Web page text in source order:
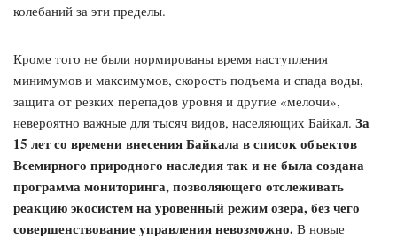
колебаний за эти пределы.
Кроме того не были нормированы время наступления
минимумов и максимумов, скорость подъема и спада воды,
защита от резких перепадов уровня и другие «мелочи»,
невероятно важные для тысяч видов, населяющих Байкал. За
15 лет со времени внесения Байкала в список объектов
Всемирного природного наследия так и не была создана
программа мониторинга, позволяющего отслеживать
реакцию экосистем на уровенный режим озера, без чего
совершенствование управления невозможно. В новые